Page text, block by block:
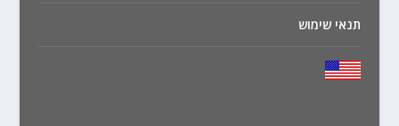
תנאי שימוש